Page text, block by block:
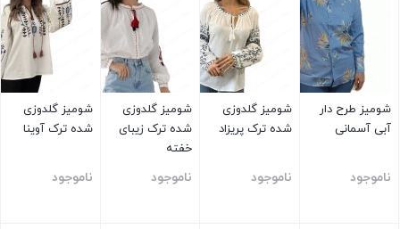
شومیز طرح دار
آبی آسمانی
ناموجود
شومیز گلدوزی
شده ترک پریزاد
ناموجود
شومیز گلدوزی
شده ترک زیبای
خفته
ناموجود
شومیز گلدوزی
شده ترک آوینا
ناموجود